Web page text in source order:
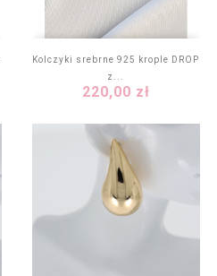
Kolczyki srebrne 925 krople DROP
z...
Cena
220,00 zł